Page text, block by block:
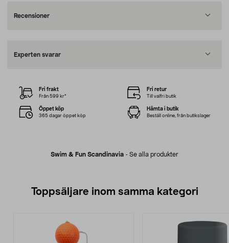
Recensioner
Experten svarar
Swim & Fun Scandinavia - Se alla produkter
Fri frakt
Från 599 kr*
Fri retur
Till valfri butik
Öppet köp
365 dagar öppet köp
Hämta i butik
Beställ online, från butikslager
Toppsäljare inom samma kategori